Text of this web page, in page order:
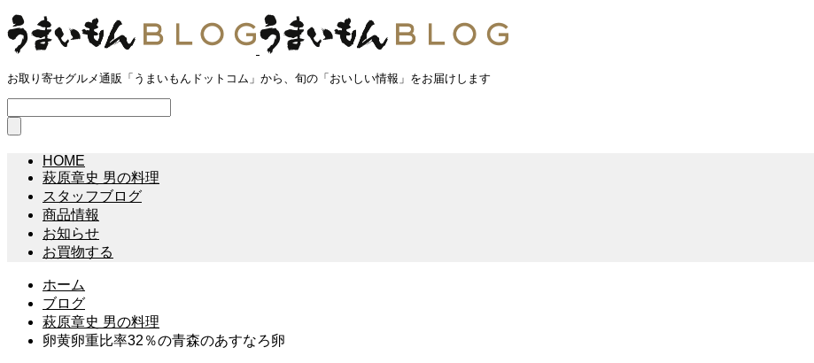
お取り寄せグルメ通販「うまいもんドットコム」から、旬の「おいしい情報」をお届けします
HOME
萩原章史 男の料理
スタッフブログ
商品情報
お知らせ
お買物する
ホーム
ブログ
萩原章史 男の料理
卵黄卵重比率32％の青森のあすなろ卵